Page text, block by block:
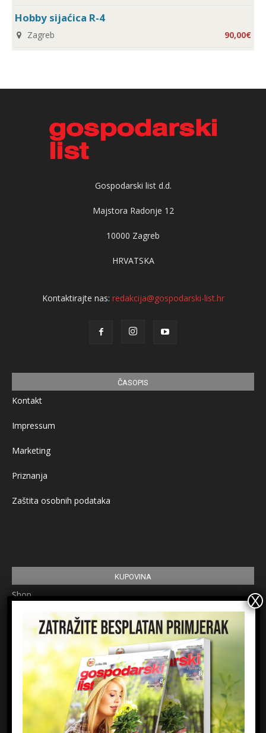
Hobby sijaćica R-4
Zagreb 90,00€
Gospodarski list d.d.
Majstora Radonje 12
10000 Zagreb
HRVATSKA
Kontaktirajte nas: redakcija@gospodarski-list.hr
ČASOPIS
Kontakt
Impressum
Marketing
Priznanja
Zaštita osobnih podataka
KUPOVINA
Shop
Pretplata
Uvjeti korištenja
Prijavite se na newsletter